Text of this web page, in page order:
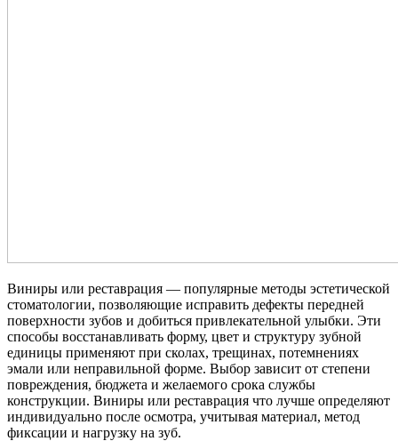
Виниры или реставрация — популярные методы эстетической
стоматологии, позволяющие исправить дефекты передней
поверхности зубов и добиться привлекательной улыбки. Эти
способы восстанавливать форму, цвет и структуру зубной
единицы применяют при сколах, трещинах, потемнениях
эмали или неправильной форме. Выбор зависит от степени
повреждения, бюджета и желаемого срока службы
конструкции. Виниры или реставрация что лучше определяют
индивидуально после осмотра, учитывая материал, метод
фиксации и нагрузку на зуб.